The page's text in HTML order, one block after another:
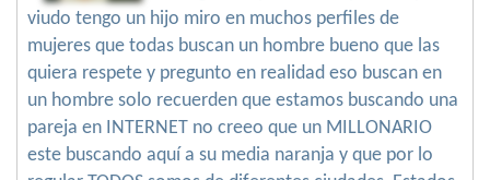
viudo tengo un hijo miro en muchos perfiles de
mujeres que todas buscan un hombre bueno que las
quiera respete y pregunto en realidad eso buscan en
un hombre solo recuerden que estamos buscando una
pareja en INTERNET no creeo que un MILLONARIO
este buscando aquí a su media naranja y que por lo